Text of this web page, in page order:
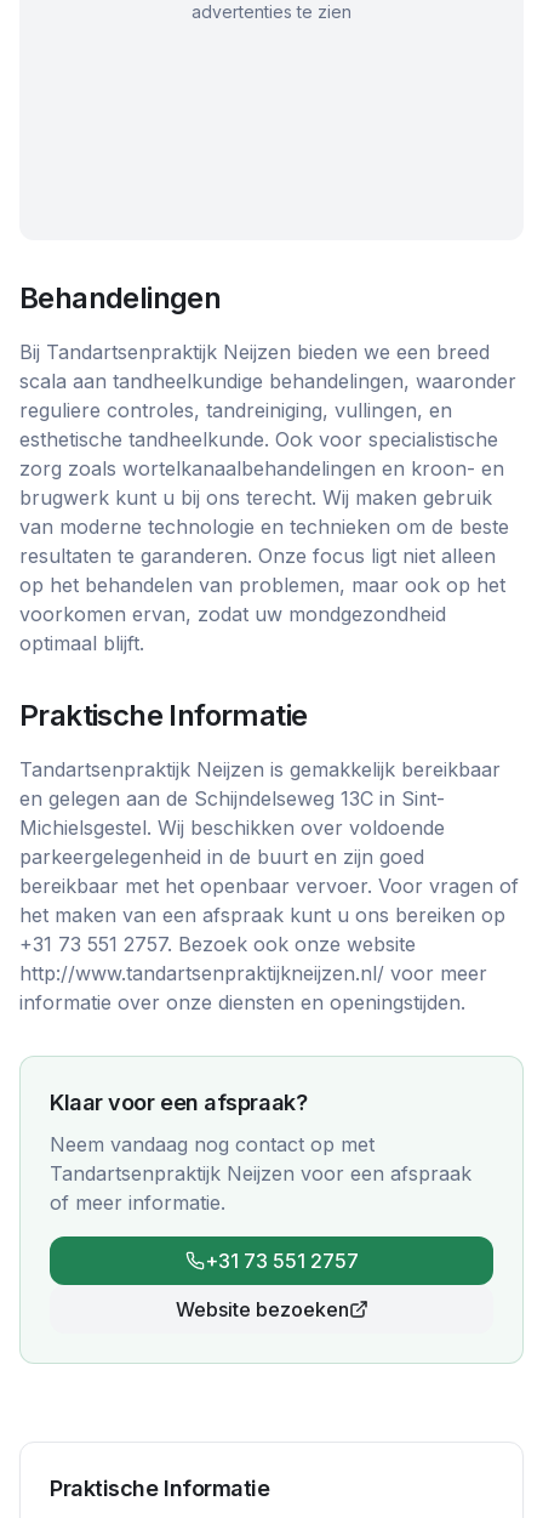
advertenties te zien
Behandelingen
Bij Tandartsenpraktijk Neijzen bieden we een breed
scala aan tandheelkundige behandelingen, waaronder
reguliere controles, tandreiniging, vullingen, en
esthetische tandheelkunde. Ook voor specialistische
zorg zoals wortelkanaalbehandelingen en kroon- en
brugwerk kunt u bij ons terecht. Wij maken gebruik
van moderne technologie en technieken om de beste
resultaten te garanderen. Onze focus ligt niet alleen
op het behandelen van problemen, maar ook op het
voorkomen ervan, zodat uw mondgezondheid
optimaal blijft.
Praktische Informatie
Tandartsenpraktijk Neijzen is gemakkelijk bereikbaar
en gelegen aan de Schijndelseweg 13C in Sint-
Michielsgestel. Wij beschikken over voldoende
parkeergelegenheid in de buurt en zijn goed
bereikbaar met het openbaar vervoer. Voor vragen of
het maken van een afspraak kunt u ons bereiken op
+31 73 551 2757. Bezoek ook onze website
http://www.tandartsenpraktijkneijzen.nl/ voor meer
informatie over onze diensten en openingstijden.
Klaar voor een afspraak?
Neem vandaag nog contact op met
Tandartsenpraktijk Neijzen voor een afspraak
of meer informatie.
+31 73 551 2757
Website bezoeken
Praktische Informatie